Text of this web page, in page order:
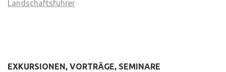
Landschaftsführer
EXKURSIONEN, VORTRÄGE, SEMINARE